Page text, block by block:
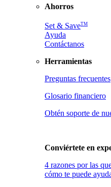
Ahorros
Set & SaveTM
Ayuda
Contáctanos
Herramientas
Preguntas frecuentes
Glosario financiero
Obtén soporte de
Conviértete en
4 razones por las
cómo te puede